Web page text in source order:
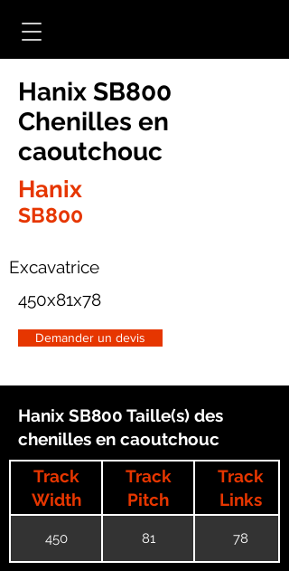
Hanix SB800
Chenilles en
caoutchouc
Hanix
SB800
Excavatrice
450x81x78
Demander un devis
Hanix SB800 Taille(s) des
chenilles en caoutchouc
Track
Width
Track
Pitch
Track
Links
450 81 78